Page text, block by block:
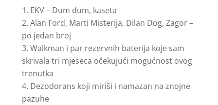
EKV – Dum dum, kaseta
Alan Ford, Marti Misterija, Dilan Dog, Zagor –
po jedan broj
Walkman i par rezervnih baterija koje sam
skrivala tri mjeseca očekujući mogućnost ovog
trenutka
Dezodorans koji miriši i namazan na znojne
pazuhe